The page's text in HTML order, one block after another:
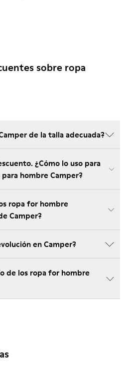
sobre ropa
de la talla adecuada?
¿Cómo lo uso para
hombre Camper?
ropa for hombre
Camper?
en Camper?
de los ropa for hombre